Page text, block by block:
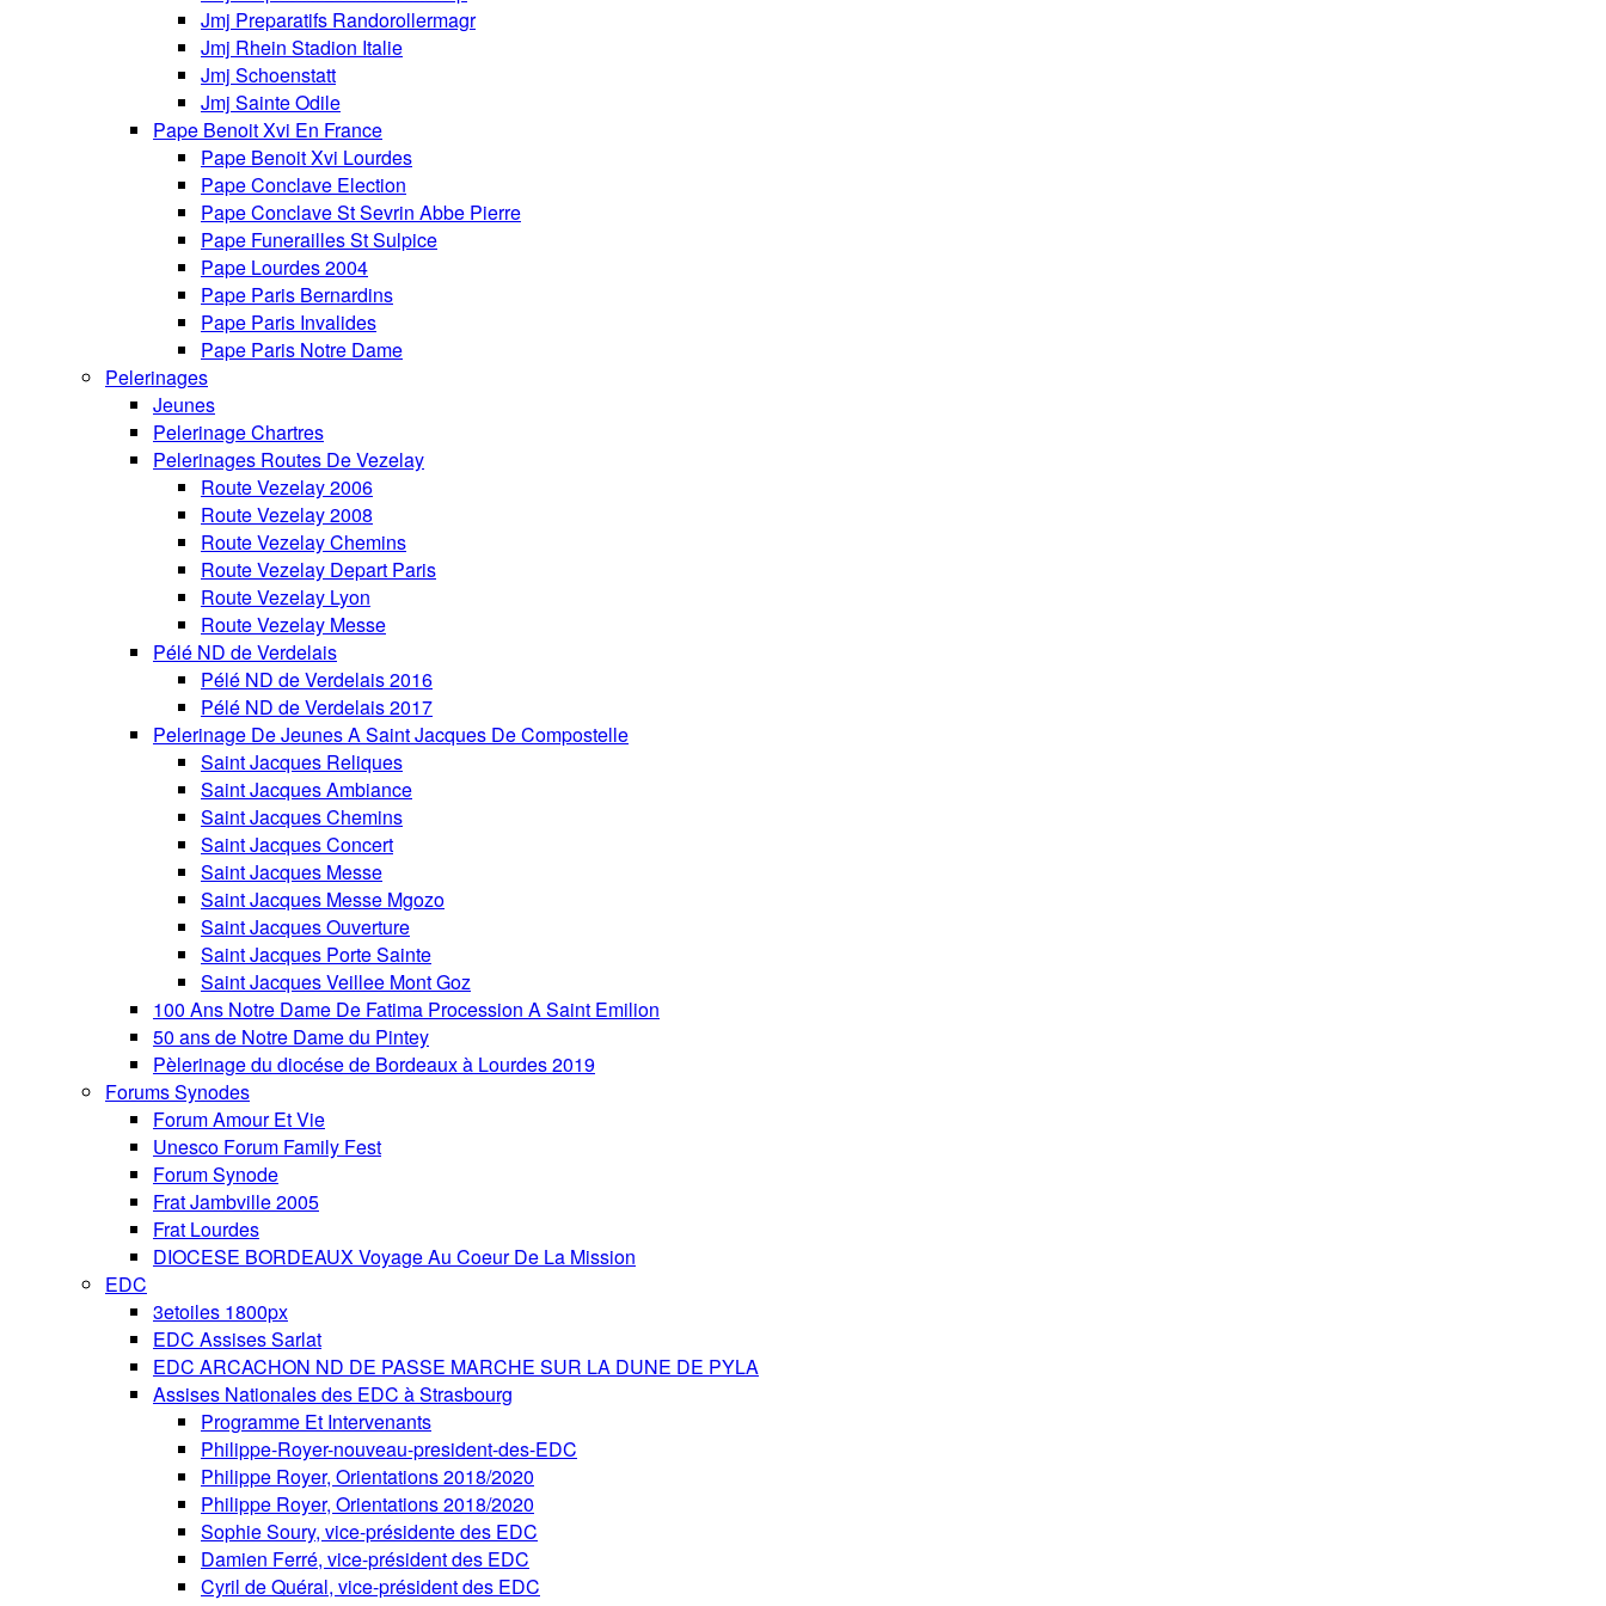
Jmj Preparatifs Randorollermagr
Jmj Rhein Stadion Italie
Jmj Schoenstatt
Jmj Sainte Odile
Pape Benoit Xvi En France
Pape Benoit Xvi Lourdes
Pape Conclave Election
Pape Conclave St Sevrin Abbe Pierre
Pape Funerailles St Sulpice
Pape Lourdes 2004
Pape Paris Bernardins
Pape Paris Invalides
Pape Paris Notre Dame
Pelerinages
Jeunes
Pelerinage Chartres
Pelerinages Routes De Vezelay
Route Vezelay 2006
Route Vezelay 2008
Route Vezelay Chemins
Route Vezelay Depart Paris
Route Vezelay Lyon
Route Vezelay Messe
Pélé ND de Verdelais
Pélé ND de Verdelais 2016
Pélé ND de Verdelais 2017
Pelerinage De Jeunes A Saint Jacques De Compostelle
Saint Jacques Reliques
Saint Jacques Ambiance
Saint Jacques Chemins
Saint Jacques Concert
Saint Jacques Messe
Saint Jacques Messe Mgozo
Saint Jacques Ouverture
Saint Jacques Porte Sainte
Saint Jacques Veillee Mont Goz
100 Ans Notre Dame De Fatima Procession A Saint Emilion
50 ans de Notre Dame du Pintey
Pèlerinage du diocése de Bordeaux à Lourdes 2019
Forums Synodes
Forum Amour Et Vie
Unesco Forum Family Fest
Forum Synode
Frat Jambville 2005
Frat Lourdes
DIOCESE BORDEAUX Voyage Au Coeur De La Mission
EDC
3etoiles 1800px
EDC Assises Sarlat
EDC ARCACHON ND DE PASSE MARCHE SUR LA DUNE DE PYLA
Assises Nationales des EDC à Strasbourg
Programme Et Intervenants
Philippe-Royer-nouveau-president-des-EDC
Philippe Royer, Orientations 2018/2020
Philippe Royer, Orientations 2018/2020
Sophie Soury, vice-présidente des EDC
Damien Ferré, vice-président des EDC
Cyril de Quéral, vice-président des EDC